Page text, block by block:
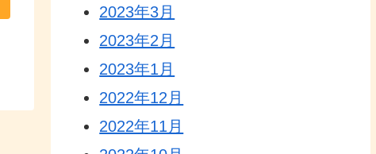
2023年3月
2023年2月
2023年1月
2022年12月
2022年11月